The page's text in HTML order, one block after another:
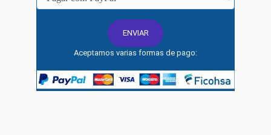
Aceptamos varias formas de pago: